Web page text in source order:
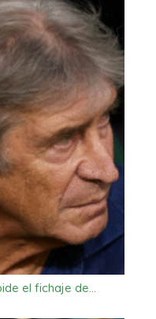
el fichaje de…